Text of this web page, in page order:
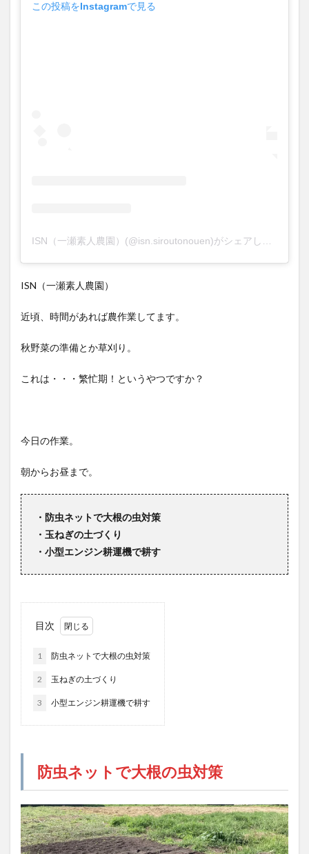
この投稿をInstagramで見る
ISN（一瀬素人農園）(@isn.siroutonouen)がシェアした投稿
ISN（一瀬素人農園）
近頃、時間があれば農作業してます。
秋野菜の準備とか草刈り。
これは・・・繁忙期！というやつですか？
今日の作業。
朝からお昼まで。
・防虫ネットで大根の虫対策
・玉ねぎの土づくり
・小型エンジン耕運機で耕す
目次
1 防虫ネットで大根の虫対策
2 玉ねぎの土づくり
3 小型エンジン耕運機で耕す
防虫ネットで大根の虫対策